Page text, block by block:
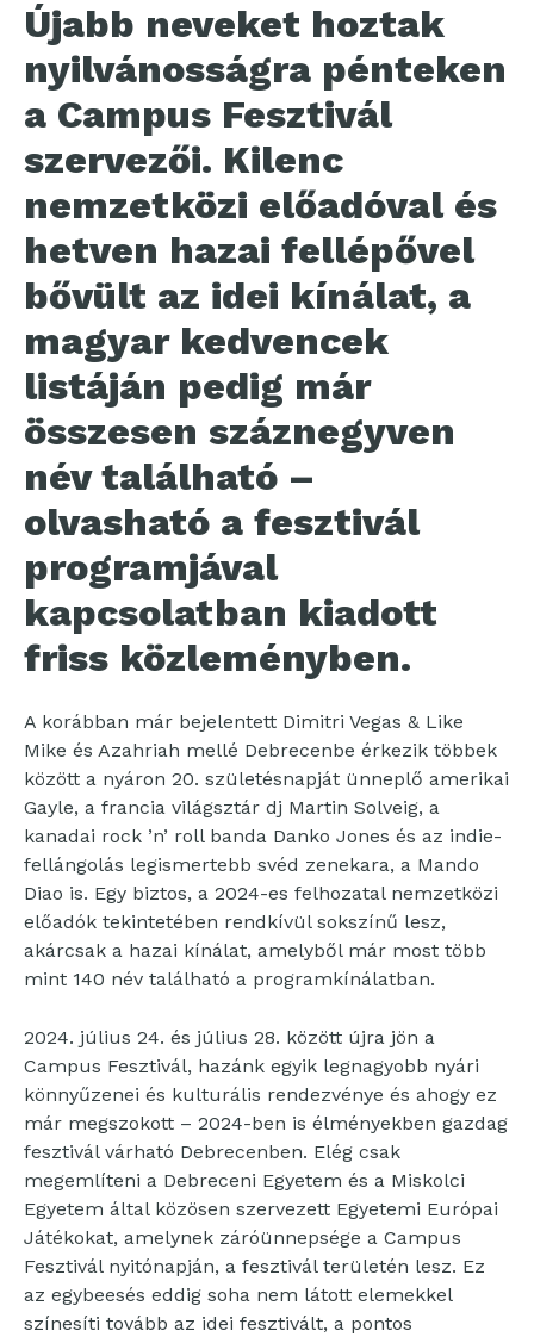
Újabb neveket hoztak
nyilvánosságra pénteken
a Campus Fesztivál
szervezői. Kilenc
nemzetközi előadóval és
hetven hazai fellépővel
bővült az idei kínálat, a
magyar kedvencek
listáján pedig már
összesen száznegyven
név található –
olvasható a fesztivál
programjával
kapcsolatban kiadott
friss közleményben.
A korábban már bejelentett Dimitri Vegas & Like
Mike és Azahriah mellé Debrecenbe érkezik többek
között a nyáron 20. születésnapját ünneplő amerikai
Gayle, a francia világsztár dj Martin Solveig, a
kanadai rock ’n’ roll banda Danko Jones és az indie-
fellángolás legismertebb svéd zenekara, a Mando
Diao is. Egy biztos, a 2024-es felhozatal nemzetközi
előadók tekintetében rendkívül sokszínű lesz,
akárcsak a hazai kínálat, amelyből már most több
mint 140 név található a programkínálatban.
2024. július 24. és július 28. között újra jön a
Campus Fesztivál, hazánk egyik legnagyobb nyári
könnyűzenei és kulturális rendezvénye és ahogy ez
már megszokott – 2024-ben is élményekben gazdag
fesztivál várható Debrecenben. Elég csak
megemlíteni a Debreceni Egyetem és a Miskolci
Egyetem által közösen szervezett Egyetemi Európai
Játékokat, amelynek záróünnepsége a Campus
Fesztivál nyitónapján, a fesztivál területén lesz. Ez
az egybeesés eddig soha nem látott elemekkel
színesíti tovább az idei fesztivált, a pontos